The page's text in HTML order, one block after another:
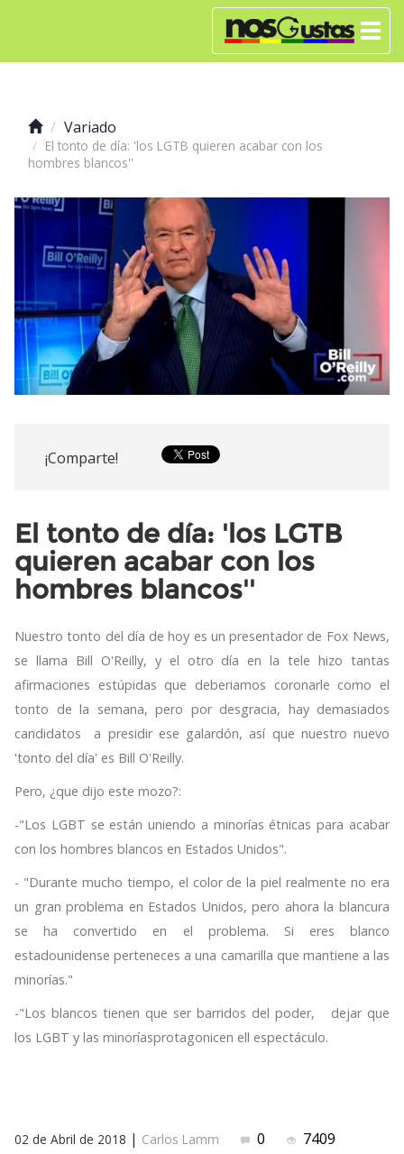
Variado
El tonto de día: 'los LGTB quieren acabar con los
hombres blancos''
¡Comparte!
El tonto de día: 'los LGTB
quieren acabar con los
hombres blancos''
Nuestro tonto del día de hoy es un presentador de Fox News,
se llama Bill O'Reilly, y el otro día en la tele hizo tantas
afirmaciones estúpidas que deberiamos coronarle como el
tonto de la semana, pero por desgracia, hay demasiados
candidatos a presidir ese galardón, así que nuestro nuevo
'tonto del día' es Bill O'Reilly.
Pero, ¿que dijo este mozo?:
-"Los LGBT se están uniendo a minorías étnicas para acabar
con los hombres blancos en Estados Unidos".
- "Durante mucho tiempo, el color de la piel realmente no era
un gran problema en Estados Unidos, pero ahora la blancura
se ha convertido en el problema. Si eres blanco
estadounidense perteneces a una camarilla que mantiene a las
minorías."
-"Los blancos tienen que ser barridos del poder, dejar que
los LGBT y las minoríasprotagonicen ell espectáculo.
02 de Abril de 2018 | Carlos Lamm 0 7409